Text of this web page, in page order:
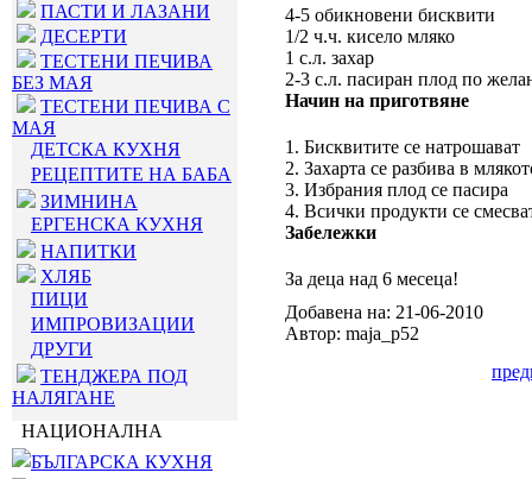
ПАСТИ И ЛАЗАНИ
ДЕСЕРТИ
ТЕСТЕНИ ПЕЧИВА
БЕЗ МАЯ
ТЕСТЕНИ ПЕЧИВА С
МАЯ
ДЕТСКА КУХНЯ
РЕЦЕПТИТЕ НА БАБА
ЗИМНИНА
ЕРГЕНСКА КУХНЯ
НАПИТКИ
ХЛЯБ
ПИЦИ
ИМПРОВИЗАЦИИ
ДРУГИ
ТЕНДЖЕРА ПОД
НАЛЯГАНЕ
НАЦИОНАЛНА
БЪЛГАРСКА КУХНЯ
4-5 обикновени бисквити
1/2 ч.ч. кисело мляко
1 с.л. захар
2-3 с.л. пасиран плод по
Начин на приготвяне
1. Бисквитите се натрошават
2. Захарта се разбива в
3. Избрания плод се пасира
4. Всички продукти се
Забележки
За деца над 6 месеца!
Добавена на: 21-06-2010
Автор: maja_p52